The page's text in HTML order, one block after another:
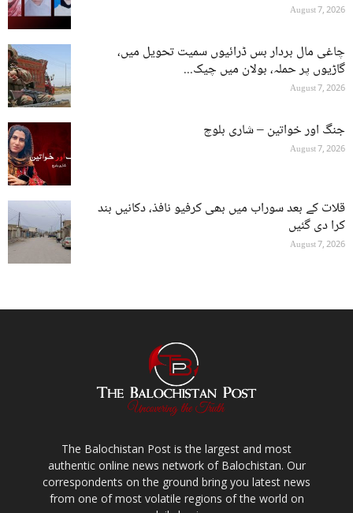
August 7, 2026
چاغی مال بردار بس ڈرائیوں سمیت تحویل میں،
گاڑیوں پر حملہ، بولان میں چیک...
August 7, 2026
جنگ اور خواتین – شاری بلوچ
August 7, 2026
قلات کے بعد سوراب میں بھی کرفیو نافذ، دکانیں بند
کرا دی گئیں
August 7, 2026
The Balochistan Post is the largest and most
authentic online news network of Balochistan. Our
correspondents on the ground bring you latest news
from one of most volatile regions of the world on